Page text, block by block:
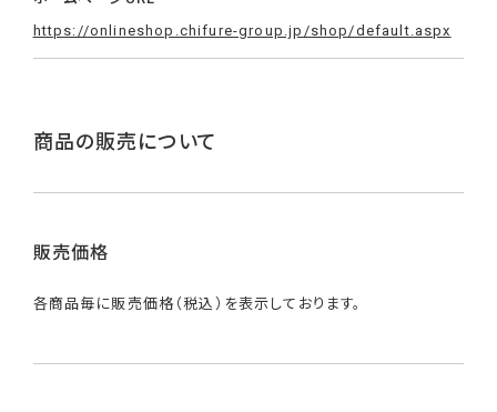
https://onlineshop.chifure-group.jp/shop/default.aspx
商品の販売について
販売価格
各商品毎に販売価格（税込）を表示しております。